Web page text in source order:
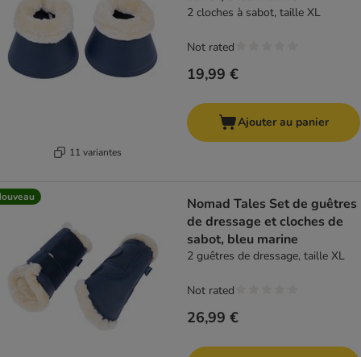
11 variantes
2 cloches à sabot, taille XL
19,99 €
Not rated
Ajouter au panier
Nomad Tales Set de guêtres
de dressage et cloches de
sabot, bleu marine
2 guêtres de dressage, taille XL
26,99 €
Not rated